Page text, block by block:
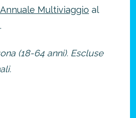
Multiviaggio al
(18-64 anni). Escluse